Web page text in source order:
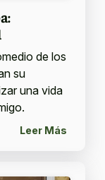
de los
su
una vida
Leer Más